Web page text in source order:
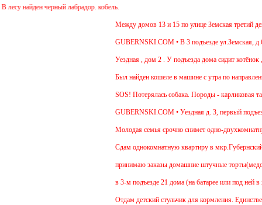
найден черный лабрадор. кобель.
Между домов 13 и 15 по улице Земская третий
GUBERNSKI.COM • В 3 подъезде ул.Земская,
Уездная , дом 2 . У подъезда дома сидит котёнок
Был найден кошеле в машине с утра по
SOS! Потерялась собака. Породы - карликовая
GUBERNSKI.COM • Уездная д. 3, первый
Молодая семья срочно снимет одно-
Cдам однокомнатную квартиру в мкр.Губернский
принимаю заказы домашние штучные
в 3-м подъезде 21 дома (на батарее или под ней
Отдам детский стульчик для кормления.